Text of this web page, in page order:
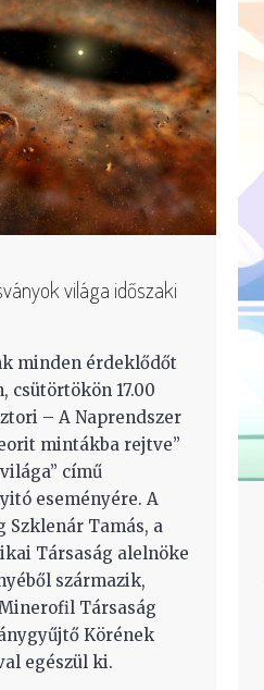
világa időszaki
minden érdeklődőt
csütörtökön 17.00
– A Naprendszer
mintákba rejtve”
című
eseményére. A
Szklenár Tamás, a
Társaság alelnöke
származik,
Társaság
Körének
egészül ki.